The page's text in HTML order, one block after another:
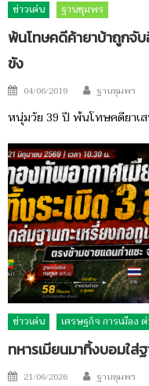
ข่าวเด่น ฐานชุมพร
พ้นโทษคดีค้ายาบ้าถูกจั
ขัง
Posted
04/06/2019 Author
ฐานชุมพร
หนุ่มวัย 39 ปี พ้นโทษคดียาเส
ข่าวเด่น เศรษฐกิจ การเมือง
ทหารเมียนมาทิ้งบอมใส่
Posted
21/06/2026 Author
ฐานชุมพร